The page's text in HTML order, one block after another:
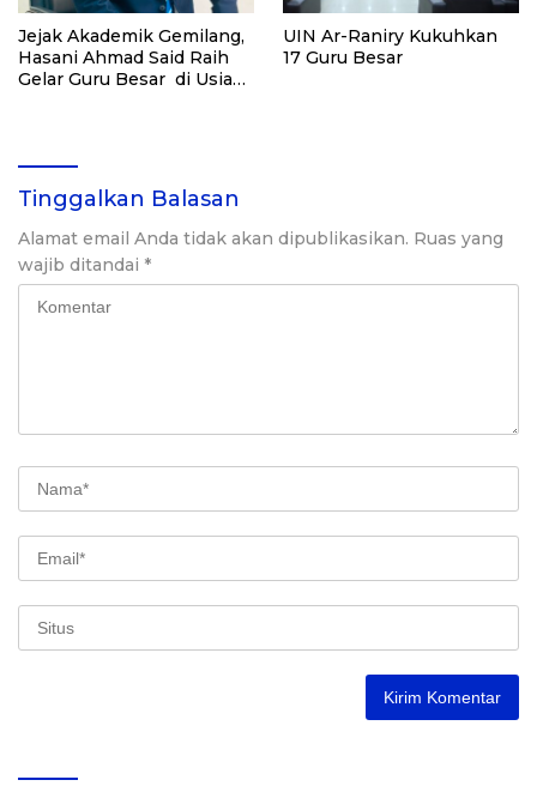
Jejak Akademik Gemilang,
Hasani Ahmad Said Raih
Gelar Guru Besar di Usia
UIN Ar-Raniry Kukuhkan
17 Guru Besar
Tinggalkan Balasan
Alamat email Anda tidak akan dipublikasikan. Ruas yang
wajib ditandai *